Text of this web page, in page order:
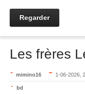
Regarder
Les frères
mimino16 1-06-2026,
bd